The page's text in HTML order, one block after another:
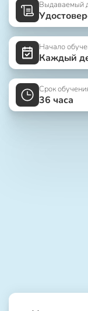
Выдаваемый
Начало
Каждый
Срок
36 часа